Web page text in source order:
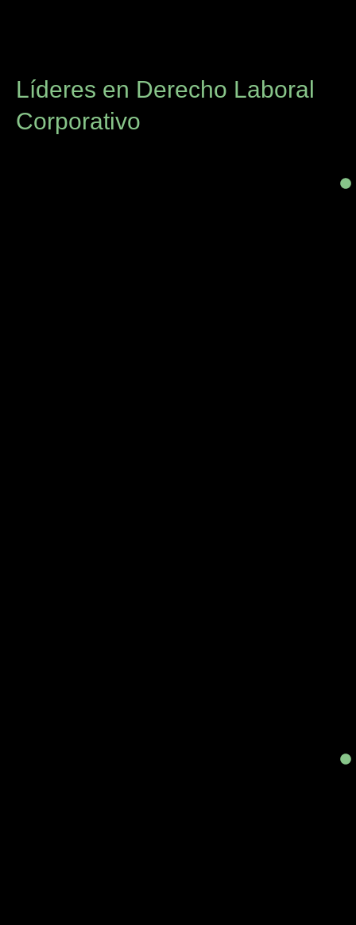
Líderes en Derecho Laboral
Corporativo